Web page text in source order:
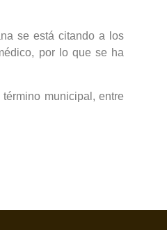
se está citando a los
por lo que se ha
municipal, entre